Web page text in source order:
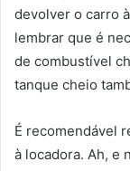
devolver o carro
lembrar que é
de combustível
tanque cheio
É recomendável
à locadora. Ah, e